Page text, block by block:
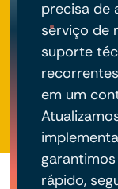
precisa de
serviço de
suporte
em um
rápido,